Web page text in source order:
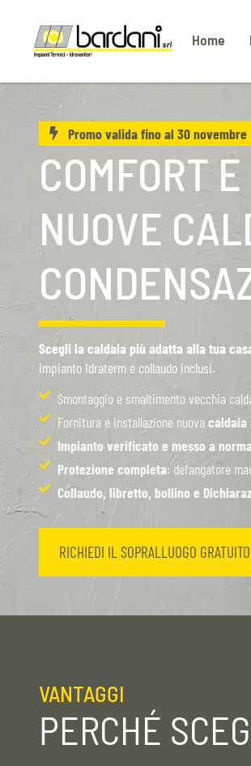
Home
Promo valida fino al 30 novembre
COMFORT
NUOVE
Scegli la caldaia più adatta alla tua
impianto Idraterm e collaudo inclusi.
Smontaggio e smaltimento vecchia
Fornitura e installazione nuovacaldaia
Impianto verificato e messo a norma
Protezione completa: defangatore
Collaudo, libretto, bollino e
RICHIEDI IL SOPRALLUOGO GRATUITO
VANTAGGI
PERCHÉ